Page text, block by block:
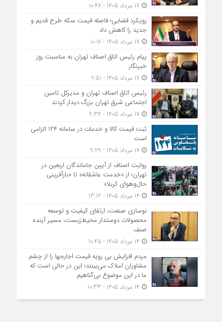
رویکرد قضایی؛ فاصله قیمت سکه طرح قدیم و
جدید را کاهش داد
پیام رئیس اتاق اصناف تهران به مناسبت روز
خبرنگار
رئیس اتاق اصناف تهران و مدیرکل تامین
اجتماعی شرق تهران بزرگ دیدار کردند
ثبت قیمت کالا و خدمات در سامانه ۱۲۴ الزامی
است
روایت اصناف از آیین جاماندگان اربعین در
تهران؛ از «خدمت عاشقانه» تا «بازآفرینی
حال‌وهوای کربلا»
نوسازی صنعت، ارتقای کیفیت و توسعه
محصولات دوستدار محیط‌زیست، مسیر آینده
صنف
مردم افزایش بی رویه قیمت اجاره‌بها را از چشم
مشاوران املاک می‌بینند؛ این در حالی است که
ما در این موضوع بی‌گناهیم